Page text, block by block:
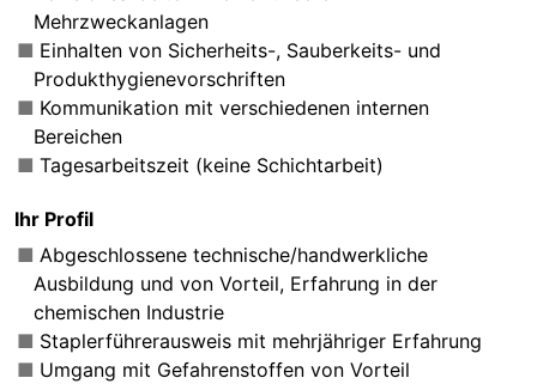
Mehrzweckanlagen
Einhalten von Sicherheits-, Sauberkeits- und
Produkthygienevorschriften
Kommunikation mit verschiedenen internen
Bereichen
Tagesarbeitszeit (keine Schichtarbeit)
Ihr Profil
Abgeschlossene technische/handwerkliche
Ausbildung und von Vorteil, Erfahrung in der
chemischen Industrie
Staplerführerausweis mit mehrjähriger Erfahrung
Umgang mit Gefahrenstoffen von Vorteil